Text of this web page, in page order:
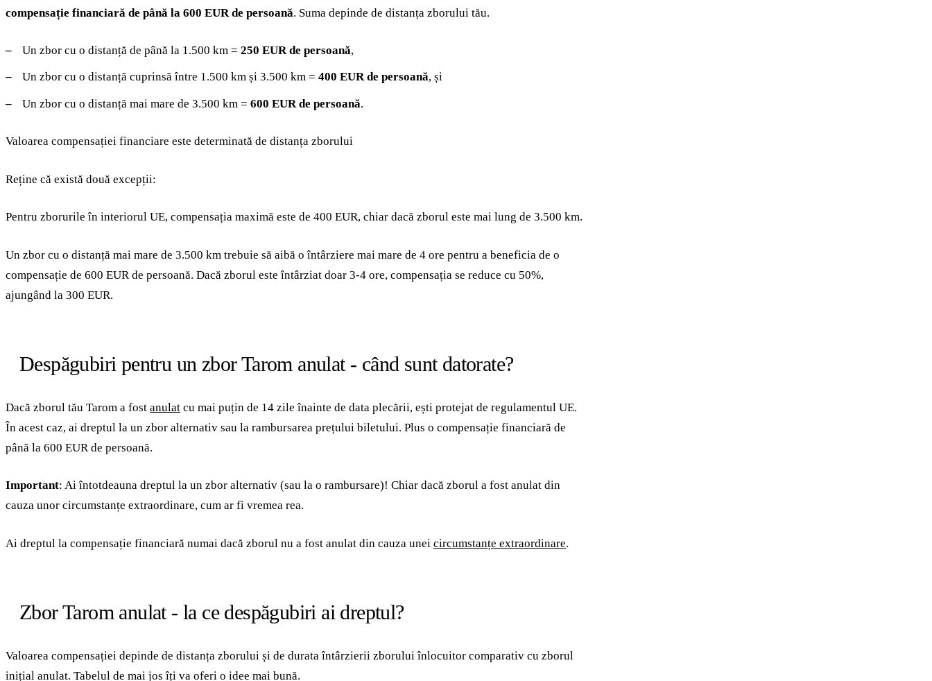
compensație financiară de până la 600 EUR de persoană. Suma depinde de distanța zborului tău.
Un zbor cu o distanță de până la 1.500 km = 250 EUR de persoană,
Un zbor cu o distanță cuprinsă între 1.500 km și 3.500 km = 400 EUR de persoană, și
Un zbor cu o distanță mai mare de 3.500 km = 600 EUR de persoană.
Valoarea compensației financiare este determinată de distanța zborului
Reține că există două excepții:
Pentru zborurile în interiorul UE, compensația maximă este de 400 EUR, chiar dacă zborul este mai lung de 3.500 km.
Un zbor cu o distanță mai mare de 3.500 km trebuie să aibă o întârziere mai mare de 4 ore pentru a beneficia de o
compensație de 600 EUR de persoană. Dacă zborul este întârziat doar 3-4 ore, compensația se reduce cu 50%,
ajungând la 300 EUR.
Despăgubiri pentru un zbor Tarom anulat - când sunt datorate?
Dacă zborul tău Tarom a fost anulat cu mai puțin de 14 zile înainte de data plecării, ești protejat de regulamentul UE.
În acest caz, ai dreptul la un zbor alternativ sau la rambursarea prețului biletului. Plus o compensație financiară de
până la 600 EUR de persoană.
Important: Ai întotdeauna dreptul la un zbor alternativ (sau la o rambursare)! Chiar dacă zborul a fost anulat din
cauza unor circumstanțe extraordinare, cum ar fi vremea rea.
Ai dreptul la compensație financiară numai dacă zborul nu a fost anulat din cauza unei circumstanțe extraordinare.
Zbor Tarom anulat - la ce despăgubiri ai dreptul?
Valoarea compensației depinde de distanța zborului și de durata întârzierii zborului înlocuitor comparativ cu zborul
inițial anulat. Tabelul de mai jos îți va oferi o idee mai bună.